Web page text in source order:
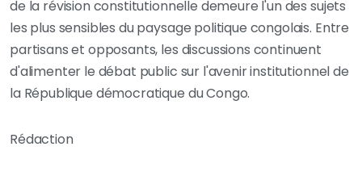
de la révision constitutionnelle demeure l'un des sujets
les plus sensibles du paysage politique congolais. Entre
partisans et opposants, les discussions continuent
d'alimenter le débat public sur l'avenir institutionnel de
la République démocratique du Congo.
Rédaction